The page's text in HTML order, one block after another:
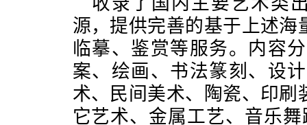
源，提供完善的基于上述
临摹、鉴赏等服务。内容
案、绘画、书法篆刻、设
术、民间美术、陶瓷、印
它艺术、金属工艺、音乐